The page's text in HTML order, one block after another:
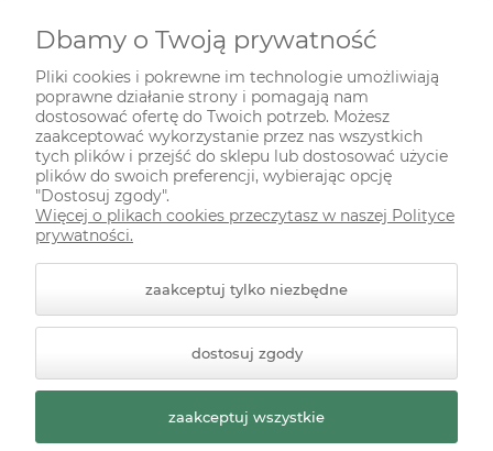
INFORMACJE
ODWIEDŹ NAS NA
Styl graficzny ShopGadget.pl
Sklep internetowy Shoper
Premium
Dbamy o Twoją prywatność
Pliki cookies i pokrewne im technologie umożliwiają
poprawne działanie strony i pomagają nam
dostosować ofertę do Twoich potrzeb. Możesz
zaakceptować wykorzystanie przez nas wszystkich
tych plików i przejść do sklepu lub dostosować użycie
plików do swoich preferencji, wybierając opcję
"Dostosuj zgody".
Więcej o plikach cookies przeczytasz w naszej Polityce
prywatności.
zaakceptuj tylko niezbędne
dostosuj zgody
zaakceptuj wszystkie